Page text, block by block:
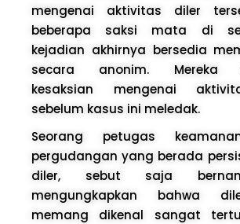
mengenai aktivitas diler
beberapa saksi mata di
kejadian akhirnya bersedia
secara anonim. Mereka
kesaksian mengenai
sebelum kasus ini meledak.
Seorang petugas
pergudangan yang berada
diler, sebut saja
mengungkapkan bahwa
memang dikenal sangat